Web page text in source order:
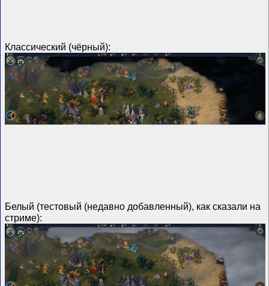
Классический (чёрный):
Белый (тестовый (недавно добавленный), как сказали на
стриме):